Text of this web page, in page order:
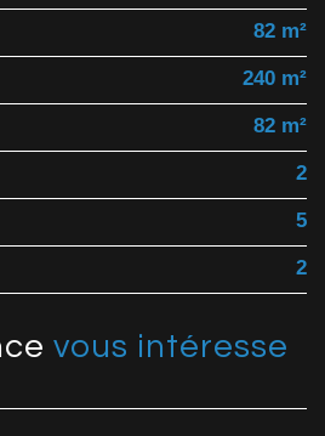
82 m²
240 m²
82 m²
2
5
2
vous intéresse